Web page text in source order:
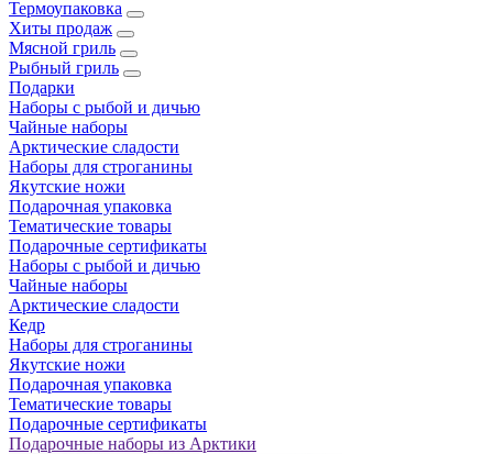
Термоупаковка
Хиты продаж
Мясной гриль
Рыбный гриль
Подарки
Наборы с рыбой и дичью
Чайные наборы
Арктические сладости
Наборы для строганины
Якутские ножи
Подарочная упаковка
Тематические товары
Подарочные сертификаты
Наборы с рыбой и дичью
Чайные наборы
Арктические сладости
Кедр
Наборы для строганины
Якутские ножи
Подарочная упаковка
Тематические товары
Подарочные сертификаты
Подарочные наборы из Арктики